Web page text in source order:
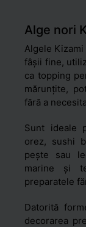
Alge nori
Algele
fâșii fine,
ca topping
mărunțite,
fără a
Sunt ideale
orez, sushi
pește sau
marine și
preparatele
Datorită
decorarea